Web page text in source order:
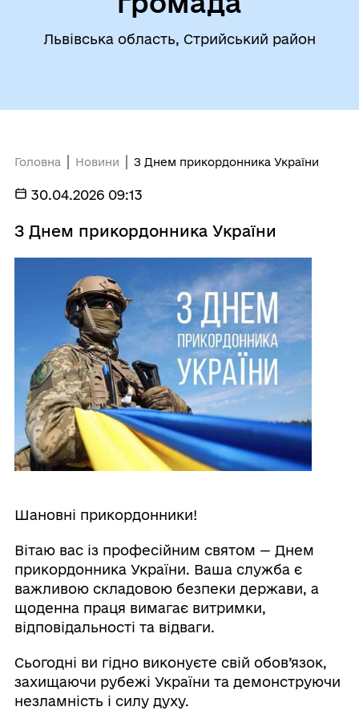
Львівська область, Стрийський район
Головна Новини З Днем прикордонника України
30.04.2026 09:13
З Днем прикордонника України
Шановні прикордонники!
Вітаю вас із професійним святом — Днем
прикордонника України. Ваша служба є
важливою складовою безпеки держави, а
щоденна праця вимагає витримки,
відповідальності та відваги.
Сьогодні ви гідно виконуєте свій обов’язок,
захищаючи рубежі України та демонструючи
незламність і силу духу.